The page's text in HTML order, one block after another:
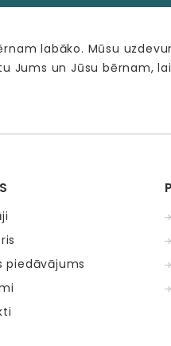
labāko. Mūsu
Jums un Jūsu bērnam,
piedāvājums